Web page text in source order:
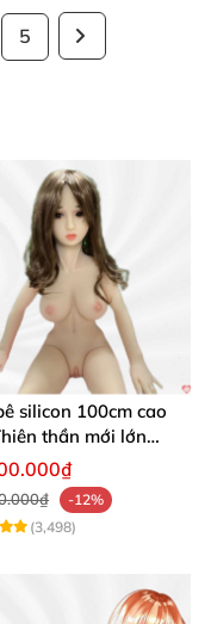
5
silicon 100cm cao
thần mới lớn
mềm mại
-12%
(3,498)